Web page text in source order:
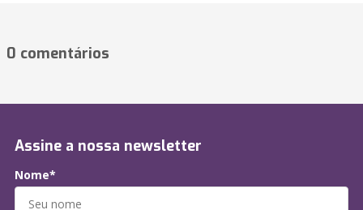
0 comentários
Assine a nossa newsletter
Nome*